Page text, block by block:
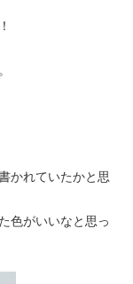
かれていたかと思
色がいいなと思っ